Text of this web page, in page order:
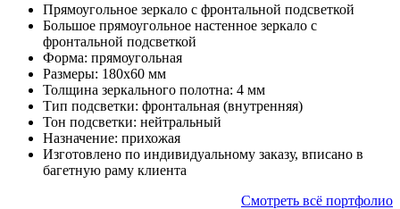
Прямоугольное зеркало с фронтальной подсветкой
Большое прямоугольное настенное зеркало с
фронтальной подсветкой
Форма: прямоугольная
Размеры: 180х60 мм
Толщина зеркального полотна: 4 мм
Тип подсветки: фронтальная (внутренняя)
Тон подсветки: нейтральный
Назначение: прихожая
Изготовлено по индивидуальному заказу, вписано в
багетную раму клиента
Смотреть всё портфолио